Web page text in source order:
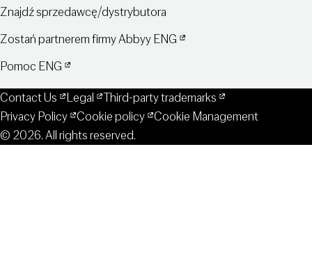
Znajdź sprzedawcę/dystrybutora
Zostań partnerem firmy Abbyy ENG
Pomoc ENG
Contact Us Legal
Third-party trademarks
Privacy Policy
Cookie policy
Cookie Management
© 2026. All rights reserved.